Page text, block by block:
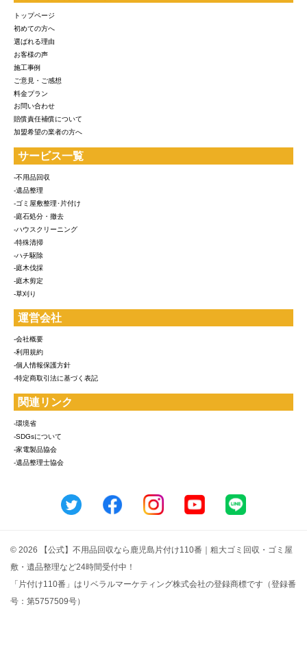
トップページ
初めての方へ
選ばれる理由
お客様の声
施工事例
ご意見・ご感想
料金プラン
お問い合わせ
賠償責任補償について
加盟希望の業者の方へ
サービス一覧
-不用品回収
-遺品整理
-ゴミ屋敷整理･片付け
-庭石処分・撤去
-ハウスクリーニング
-特殊清掃
-ハチ駆除
-庭木伐採
-庭木剪定
-草刈り
運営会社
-会社概要
-利用規約
-個人情報保護方針
-特定商取引法に基づく表記
関連リンク
-環境省
-SDGsについて
-家電製品協会
-遺品整理士協会
© 2026 【公式】不用品回収なら鹿児島片付け110番｜粗大ゴミ回収・ゴミ屋
敷・遺品整理など24時間受付中！
「片付け110番」はリベラルマーケティング株式会社の登録商標です（登録番
号：第5757509号）